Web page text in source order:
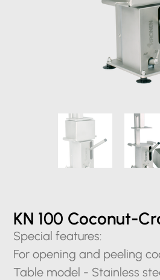
KN 100 Coconut-
Special features:
For opening and peeling
Table model - Stainless